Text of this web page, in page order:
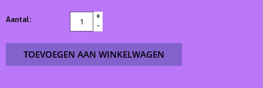
Aantal:
+
-
TOEVOEGEN AAN WINKELWAGEN